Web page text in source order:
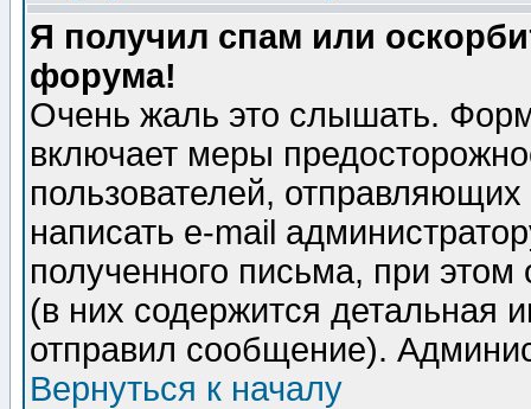
Я получил спам или
форума!
Очень жаль это слышать.
включает меры
пользователей,
написать e-mail
полученного письма, при этом
(в них содержится детальная
отправил сообщение).
Вернуться к началу